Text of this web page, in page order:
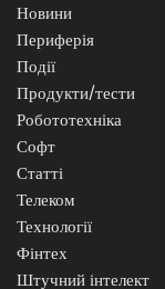
Новини
Периферія
Події
Продукти/тести
Робототехніка
Софт
Статті
Телеком
Технології
Фінтех
Штучний інтелект